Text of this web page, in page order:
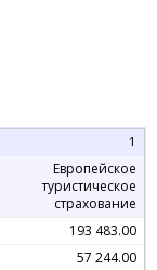
1
Европейское
туристическое
страхование
193 483.00
57 244.00